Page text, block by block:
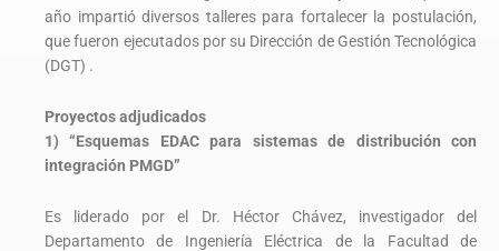
año impartió diversos talleres para fortalecer la postulación,
que fueron ejecutados por su Dirección de Gestión Tecnológica
(DGT) .
Proyectos adjudicados
1) “Esquemas EDAC para sistemas de distribución con
integración PMGD”
Es liderado
por el Dr. Héctor Chávez, investigador del
Departamento de Ingeniería Eléctrica de la Facultad de